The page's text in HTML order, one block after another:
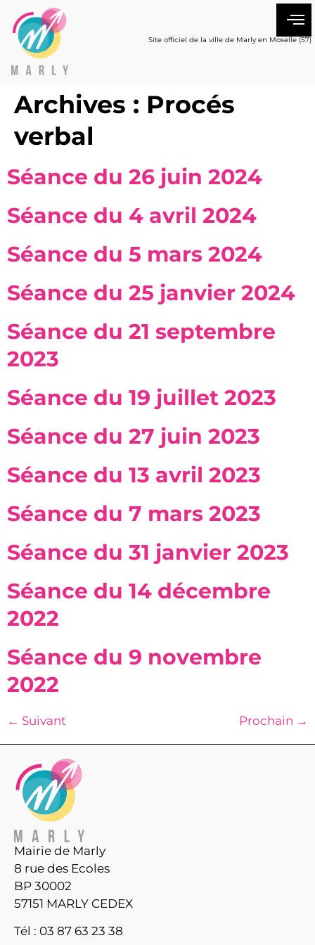
Site officiel de la ville de Marly en Moselle (57)
Archives : Procés
verbal
Séance du 26 juin 2024
Séance du 4 avril 2024
Séance du 5 mars 2024
Séance du 25 janvier 2024
Séance du 21 septembre
2023
Séance du 19 juillet 2023
Séance du 27 juin 2023
Séance du 13 avril 2023
Séance du 7 mars 2023
Séance du 31 janvier 2023
Séance du 14 décembre
2022
Séance du 9 novembre
2022
← Suivant Prochain →
Mairie de Marly
8 rue des Ecoles
BP 30002
57151 MARLY CEDEX
Tél : 03 87 63 23 38